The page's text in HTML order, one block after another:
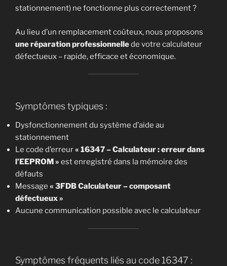
stationnement) ne fonctionne plus correctement ?
Au lieu d’un remplacement coûteux, nous proposons
une réparation professionnellede votre calculateur
défectueux – rapide, efficace et économique.
Symptômes typiques :
Dysfonctionnement du système d’aide au
stationnement
Le code d’erreur« 16347 – Calculateur : erreur dans
l’EEPROM » est enregistré dans la mémoire des
défauts
Message « 3FDB Calculateur – composant
défectueux »
Aucune communication possible avec le calculateur
Symptômes fréquents liés au code 16347 :